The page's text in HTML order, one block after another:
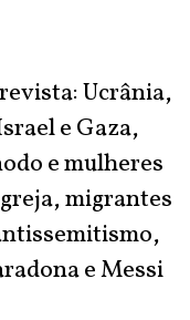
Ucrânia,
e Gaza,
e mulheres
migrantes
e Messi